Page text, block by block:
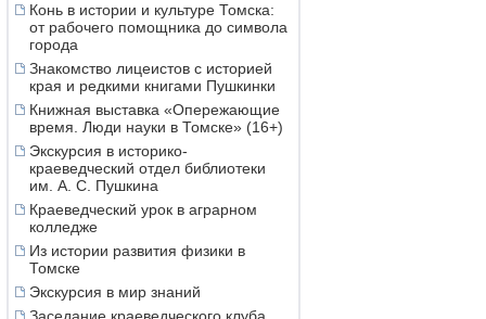
Конь в истории и культуре Томска:
от рабочего помощника до символа
города
Знакомство лицеистов с историей
края и редкими книгами Пушкинки
Книжная выставка «Опережающие
время. Люди науки в Томске» (16+)
Экскурсия в историко-
краеведческий отдел библиотеки
им. А. С. Пушкина
Краеведческий урок в аграрном
колледже
Из истории развития физики в
Томске
Экскурсия в мир знаний